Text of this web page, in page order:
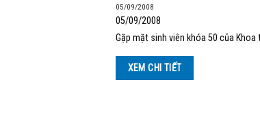
05/09/2008
05/09/2008
Gặp mặt sinh viên khóa 50 của
XEM CHI TIẾT